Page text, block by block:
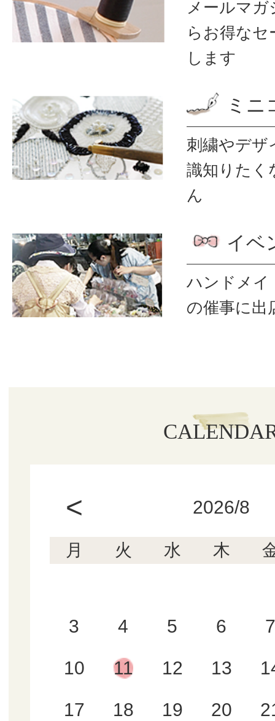
メールマ
ら お得なセ
します
ミニ
刺繍やデザ
識知りたく
ん
イベ
ハンドメイ
の催事に出
< 2026/8
月 火 水 木
3 4 5 6 7
10 11 12 13
17 18 19 20